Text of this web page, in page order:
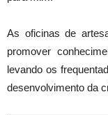
As oficinas de
promover
levando os
desenvolvimento da